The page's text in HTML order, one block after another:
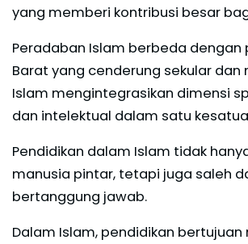
yang memberi kontribusi besar
Peradaban Islam berbeda dengan
Barat yang cenderung sekular dan
Islam mengintegrasikan dimensi
dan intelektual dalam satu
Pendidikan dalam Islam tidak
manusia pintar, tetapi juga saleh
bertanggung jawab.
Dalam Islam, pendidikan